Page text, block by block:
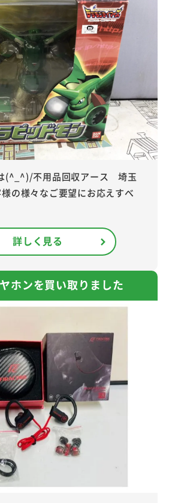
(^_^)/不用品回収アース 埼玉
の様々なご要望にお応えすべ
詳しく見る
ホンを買い取りました